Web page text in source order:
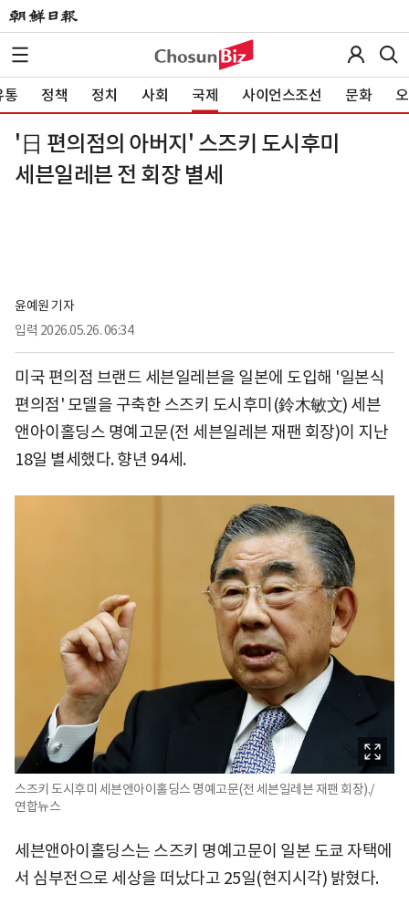
통 정책 정치 사회 국제 사이언스조선 문화
'日 편의점의 아버지' 스즈키 도시후미
세븐일레븐 전 회장 별세
윤예원 기자
입력 2026.05.26. 06:34
미국 편의점 브랜드 세븐일레븐을 일본에 도입해 '일본식
편의점' 모델을 구축한 스즈키 도시후미(鈴木敏文) 세븐
앤아이홀딩스 명예고문(전 세븐일레븐 재팬 회장)이 지난
18일 별세했다. 향년 94세.
스즈키 도시후미 세븐앤아이홀딩스 명예고문(전 세븐일레븐 재팬 회장)./
연합뉴스
세븐앤아이홀딩스는 스즈키 명예고문이 일본 도쿄 자택에
서 심부전으로 세상을 떠났다고 25일(현지시각) 밝혔다.